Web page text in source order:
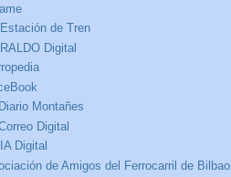
de Tren
Digital
Montañes
Digital
Digital
de Amigos del Ferrocarril de Bilbao